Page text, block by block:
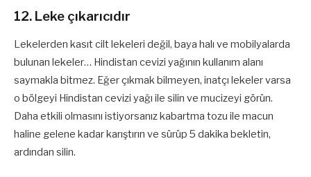
12. Leke çıkarıcıdır
Lekelerden kasıt cilt lekeleri değil, baya halı ve mobilyalarda
bulunan lekeler… Hindistan cevizi yağının kullanım alanı
saymakla bitmez. Eğer çıkmak bilmeyen, inatçı lekeler varsa
o bölgeyi Hindistan cevizi yağı ile silin ve mucizeyi görün.
Daha etkili olmasını istiyorsanız kabartma tozu ile macun
haline gelene kadar karıştırın ve sürüp 5 dakika bekletin,
ardından silin.